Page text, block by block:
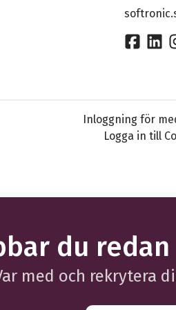
Inloggning för
Logga in till
du
med och rekrytera